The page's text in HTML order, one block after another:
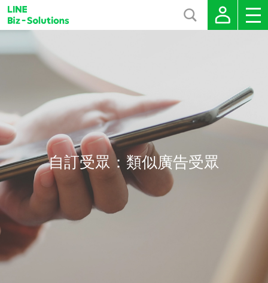
自訂受眾：類似廣告受眾